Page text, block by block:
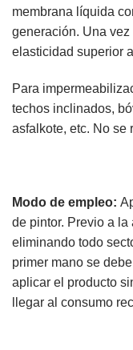
membrana líquida
generación. Una
elasticidad superior
Para
techos inclinados,
asfalkote, etc. No se
Modo de empleo:
de pintor. Previo a
eliminando todo
primer mano se
aplicar el producto
llegar al consumo